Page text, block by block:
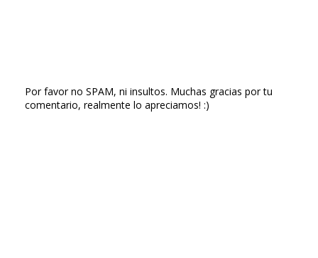
Por favor no SPAM, ni insultos. Muchas gracias por tu
comentario, realmente lo apreciamos! :)